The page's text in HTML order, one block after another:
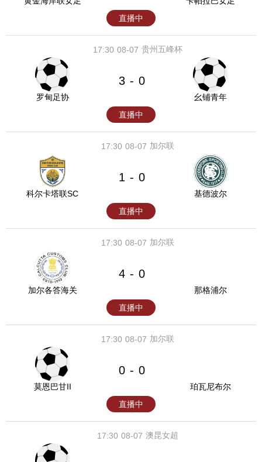
直播中
08-07
17:30 贵州五峰杯
罗甸足协
3 - 0
幺铺青年
直播中
08-07
17:30 加尔联
科尔卡塔联SC
1 - 0
基德波尔
直播中
08-07
17:30 加尔联
加尔各答海关
4 - 0
那格浦尔
直播中
08-07
17:30 加尔联
莫恩巴甘II
0 - 0
珀瓦尼布尔
直播中
08-07
17:30 澳昆女超